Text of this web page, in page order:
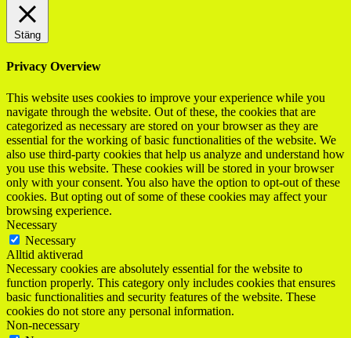
Stäng
Privacy Overview
This website uses cookies to improve your experience while you
navigate through the website. Out of these, the cookies that are
categorized as necessary are stored on your browser as they are
essential for the working of basic functionalities of the website. We
also use third-party cookies that help us analyze and understand how
you use this website. These cookies will be stored in your browser
only with your consent. You also have the option to opt-out of these
cookies. But opting out of some of these cookies may affect your
browsing experience.
Necessary
Necessary
Alltid aktiverad
Necessary cookies are absolutely essential for the website to
function properly. This category only includes cookies that ensures
basic functionalities and security features of the website. These
cookies do not store any personal information.
Non-necessary